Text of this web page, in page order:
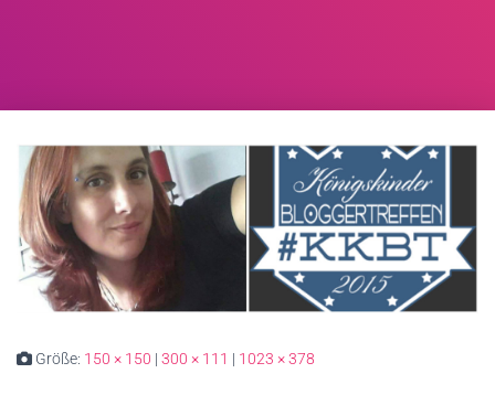
Größe: 150 × 150 | 300 × 111 | 1023 × 378